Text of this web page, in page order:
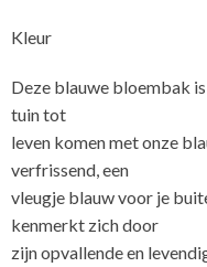
Kleur
Deze blauwe bloembak
tuin tot
leven komen met onze
verfrissend, een
vleugje blauw voor je
kenmerkt zich door
zijn opvallende en